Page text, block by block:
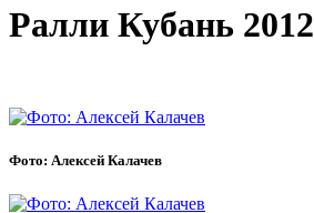
Ралли Кубань 2012
Фото: Алексей Калачев